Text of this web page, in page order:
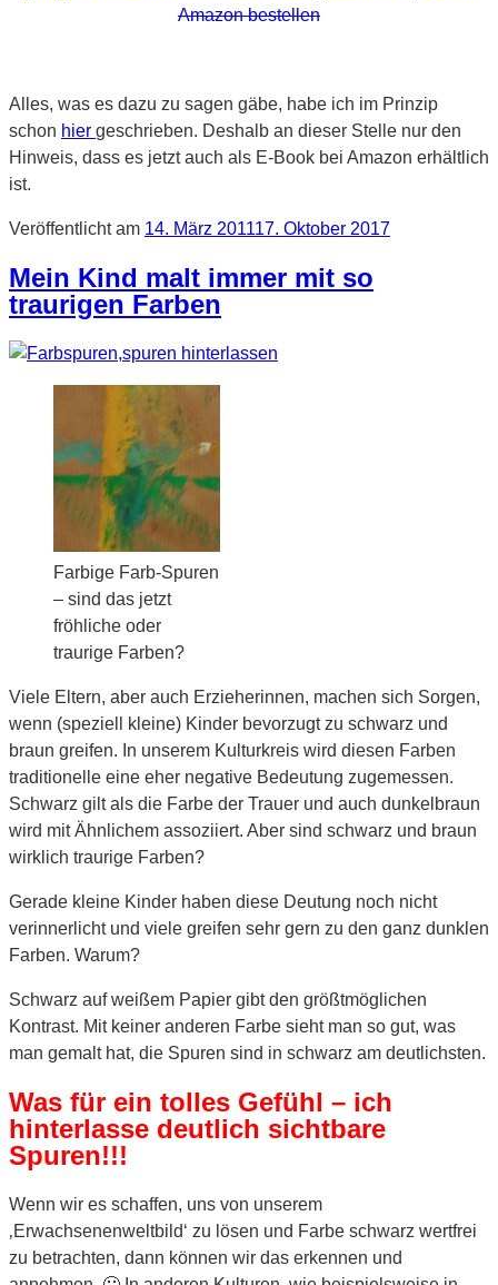
Amazon bestellen
Alles, was es dazu zu sagen gäbe, habe ich im Prinzip
schon hier geschrieben. Deshalb an dieser Stelle nur den
Hinweis, dass es jetzt auch als E-Book bei Amazon erhältlich
ist.
Veröffentlicht am 14. März 201117. Oktober 2017
Mein Kind malt immer mit so
traurigen Farben
Farbige Farb-Spuren
– sind das jetzt
fröhliche oder
traurige Farben?
Viele Eltern, aber auch Erzieherinnen, machen sich Sorgen,
wenn (speziell kleine) Kinder bevorzugt zu schwarz und
braun greifen. In unserem Kulturkreis wird diesen Farben
traditionelle eine eher negative Bedeutung zugemessen.
Schwarz gilt als die Farbe der Trauer und auch dunkelbraun
wird mit Ähnlichem assoziiert. Aber sind schwarz und braun
wirklich traurige Farben?
Gerade kleine Kinder haben diese Deutung noch nicht
verinnerlicht und viele greifen sehr gern zu den ganz dunklen
Farben. Warum?
Schwarz auf weißem Papier gibt den größtmöglichen
Kontrast. Mit keiner anderen Farbe sieht man so gut, was
man gemalt hat, die Spuren sind in schwarz am deutlichsten.
Was für ein tolles Gefühl – ich
hinterlasse deutlich sichtbare
Spuren!!!
Wenn wir es schaffen, uns von unserem
‚Erwachsenenweltbild‘ zu lösen und Farbe schwarz wertfrei
zu betrachten, dann können wir das erkennen und